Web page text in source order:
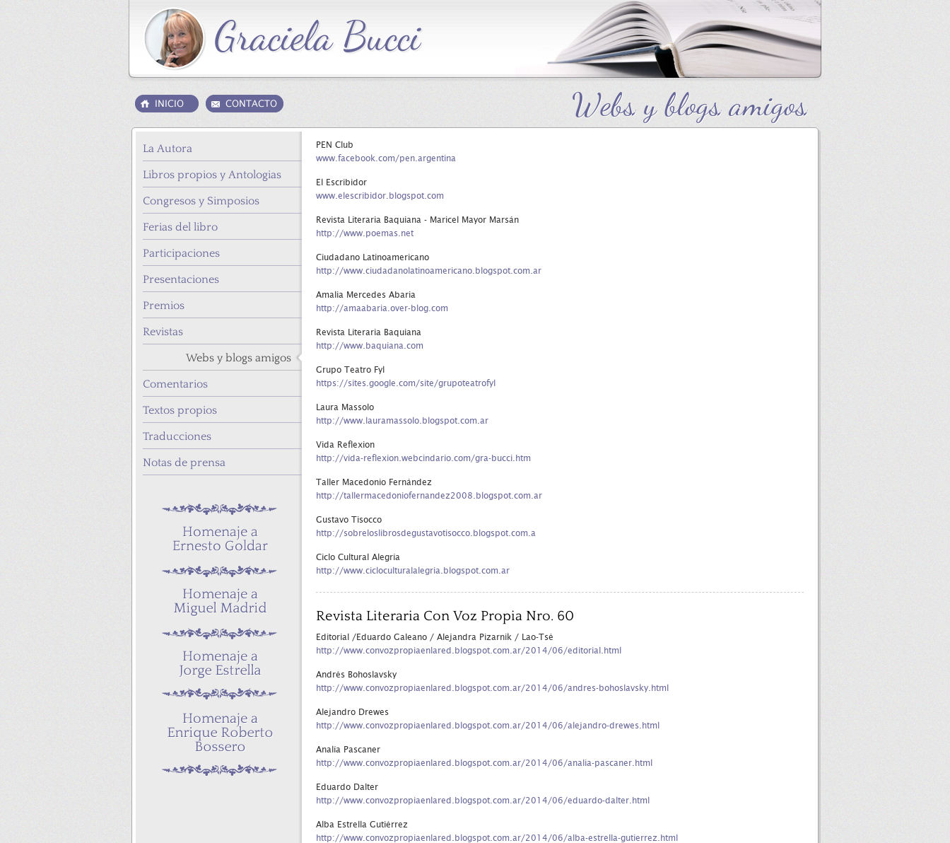
Webs y blogs amigos
La Autora
Libros propios y Antologias
Congresos y Simposios
Ferias del libro
Participaciones
Presentaciones
Premios
Revistas
Webs y blogs amigos
Comentarios
Textos propios
Traducciones
Notas de prensa
PEN Club
www.facebook.com/pen.argentina
El Escribidor
www.elescribidor.blogspot.com
Revista Literaria Baquiana - Maricel Mayor Marsán
http://www.poemas.net
Ciudadano Latinoamericano
http://www.ciudadanolatinoamericano.blogspot.com.ar
Amalia Mercedes Abaria
http://amaabaria.over-blog.com
Revista Literaria Baquiana
http://www.baquiana.com
Grupo Teatro Fyl
https://sites.google.com/site/grupoteatrofyl
Laura Massolo
http://www.lauramassolo.blogspot.com.ar
Vida Reflexion
http://vida-reflexion.webcindario.com/gra-bucci.htm
Taller Macedonio Fernández
http://tallermacedoniofernandez2008.blogspot.com.ar
Gustavo Tisocco
http://sobreloslibrosdegustavotisocco.blogspot.com.a
Ciclo Cultural Alegría
http://www.cicloculturalalegria.blogspot.com.ar
Revista Literaria Con Voz Propia Nro. 60
Editorial /Eduardo Galeano / Alejandra Pizarnik / Lao-Tsé
http://www.convozpropiaenlared.blogspot.com.ar/2014/06/editorial.html
Andrés Bohoslavsky
http://www.convozpropiaenlared.blogspot.com.ar/2014/06/andres-bohoslavsky.html
Alejandro Drewes
http://www.convozpropiaenlared.blogspot.com.ar/2014/06/alejandro-drewes.html
Analía Pascaner
http://www.convozpropiaenlared.blogspot.com.ar/2014/06/analia-pascaner.html
Eduardo Dalter
http://www.convozpropiaenlared.blogspot.com.ar/2014/06/eduardo-dalter.html
Alba Estrella Gutiérrez
http://www.convozpropiaenlared.blogspot.com.ar/2014/06/alba-estrella-gutierrez.html